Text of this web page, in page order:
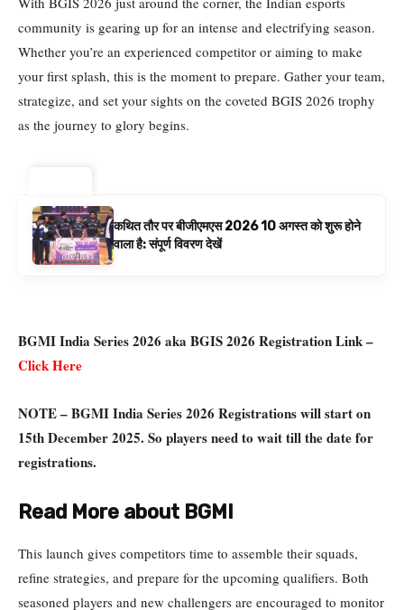
community is gearing up for an intense and electrifying season.
Whether you’re an experienced competitor or aiming to make
your first splash, this is the moment to prepare. Gather your team,
strategize, and set your sights on the coveted BGIS 2026 trophy
as the journey to glory begins.
कथित तौर पर बीजीएमएस 2026 10 अगस्त को शुरू होने
वाला है: संपूर्ण विवरण देखें
BGMI India Series 2026 aka BGIS 2026 Registration Link –
Click Here
NOTE – BGMI India Series 2026 Registrations will start on
15th December 2025. So players need to wait till the date for
registrations.
Read More about BGMI
This launch gives competitors time to assemble their squads,
refine strategies, and prepare for the upcoming qualifiers. Both
seasoned players and new challengers are encouraged to monitor